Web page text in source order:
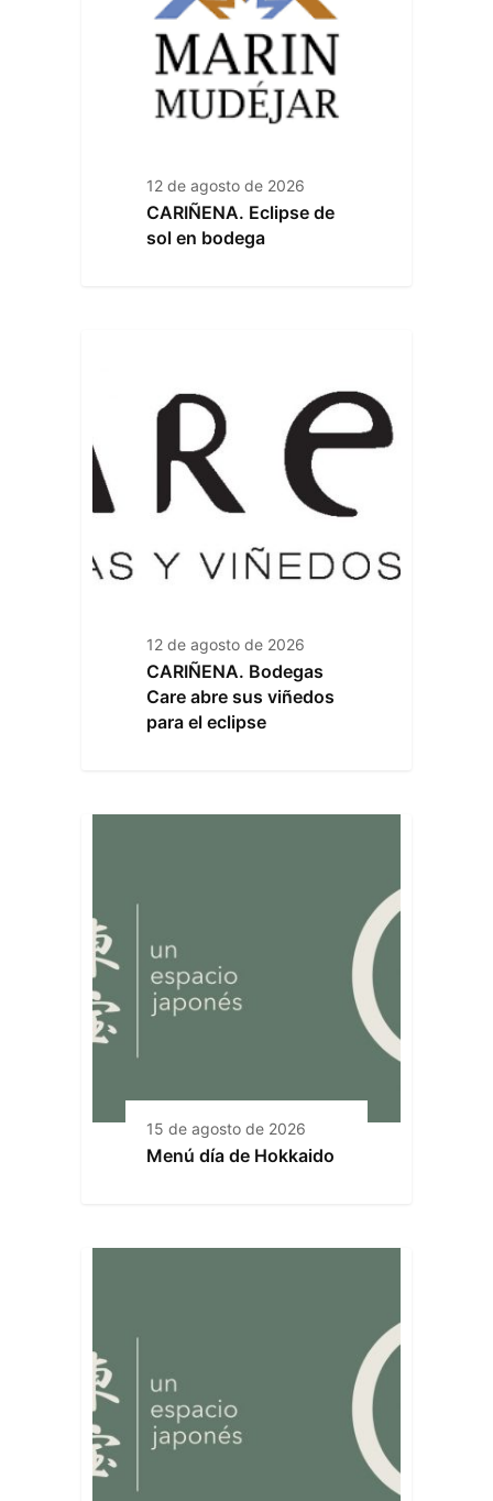
12 de agosto de 2026
CARIÑENA. Eclipse de
sol en bodega
12 de agosto de 2026
CARIÑENA. Bodegas
Care abre sus viñedos
para el eclipse
15 de agosto de 2026
Menú día de Hokkaido